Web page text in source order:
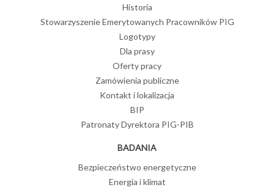
Historia
Stowarzyszenie Emerytowanych Pracowników PIG
Logotypy
Dla prasy
Oferty pracy
Zamówienia publiczne
Kontakt i lokalizacja
BIP
Patronaty Dyrektora PIG-PIB
BADANIA
Bezpieczeństwo energetyczne
Energia i klimat